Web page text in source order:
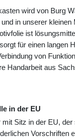
wird von Burg
in unserer kleinen
ist
für einen langen
von
Handarbeit aus
in der EU
Sitz in der EU,
Vorschriften